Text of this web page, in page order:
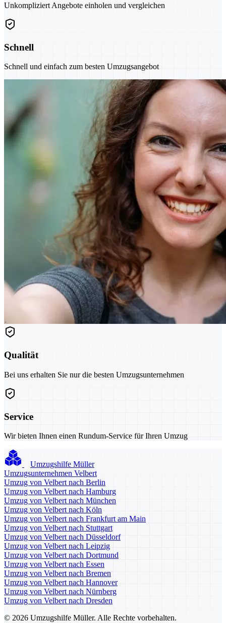
Unkompliziert Angebote einholen und vergleichen
Schnell
Schnell und einfach zum besten Umzugsangebot
Qualität
Bei uns erhalten Sie nur die besten Umzugsunternehmen
Service
Wir bieten Ihnen einen Rundum-Service für Ihren Umzug
Umzugshilfe Müller
Umzugsunternehmen Velbert
Umzug von Velbert nach Berlin
Umzug von Velbert nach Hamburg
Umzug von Velbert nach München
Umzug von Velbert nach Köln
Umzug von Velbert nach Frankfurt am Main
Umzug von Velbert nach Stuttgart
Umzug von Velbert nach Düsseldorf
Umzug von Velbert nach Leipzig
Umzug von Velbert nach Dortmund
Umzug von Velbert nach Essen
Umzug von Velbert nach Bremen
Umzug von Velbert nach Hannover
Umzug von Velbert nach Nürnberg
Umzug von Velbert nach Dresden
© 2026 Umzugshilfe Müller. Alle Rechte vorbehalten.